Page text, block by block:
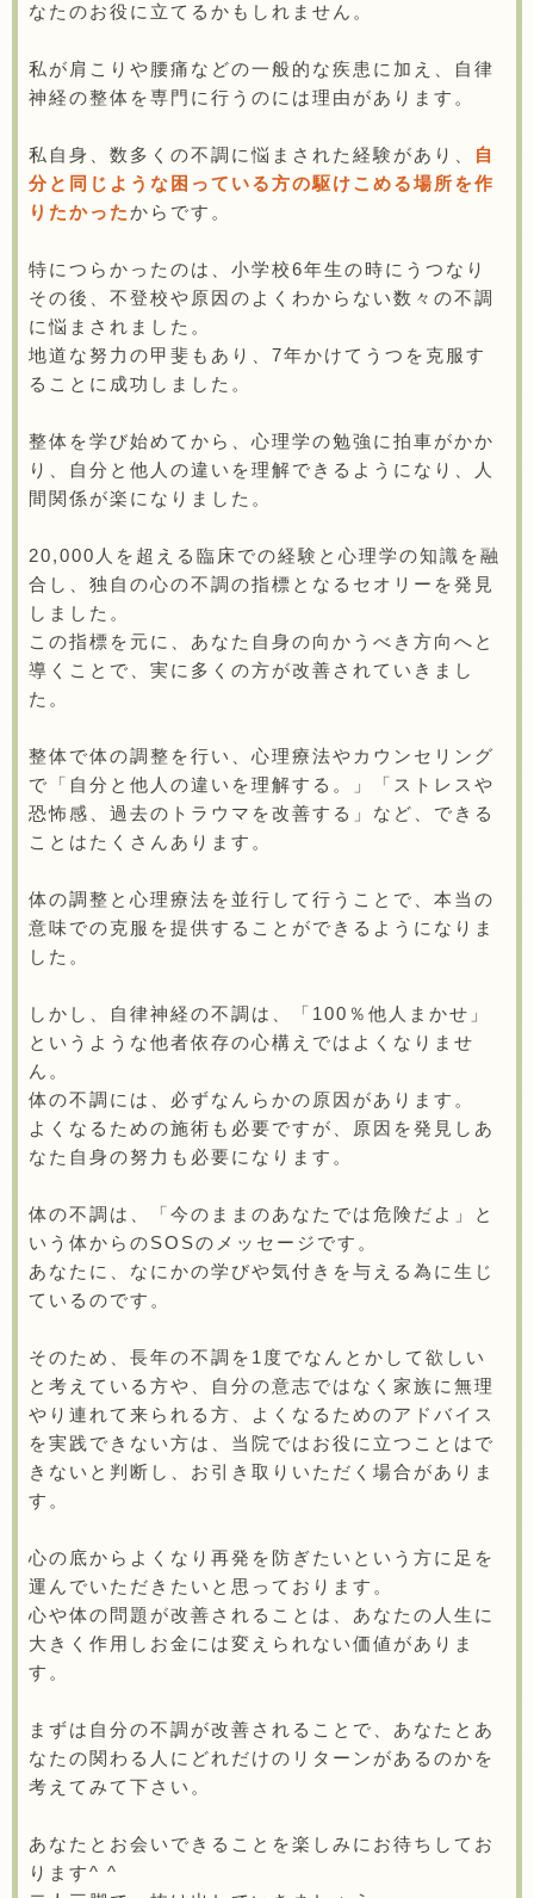
なたのお役に立てるかもしれません。
私が肩こりや腰痛などの一般的な疾患に加え、自律
神経の整体を専門に行うのには理由があります。
私自身、数多くの不調に悩まされた経験があり、
自
分と同じような困っている方の駆けこめる場所を作
りたかったからです。
特につらかったのは、小学校6年生の時にうつなり
その後、不登校や原因のよくわからない数々の不調
に悩まされました。
地道な努力の甲斐もあり、7年かけてうつを克服す
ることに成功しました。
整体を学び始めてから、心理学の勉強に拍車がかか
り、自分と他人の違いを理解できるようになり、人
間関係が楽になりました。
20,000人を超える臨床での経験と心理学の知識を融
合し、独自の心の不調の指標となるセオリーを発見
しました。
この指標を元に、あなた自身の向かうべき方向へと
導くことで、実に多くの方が改善されていきまし
た。
整体で体の調整を行い、心理療法やカウンセリング
で「自分と他人の違いを理解する。」「ストレスや
恐怖感、過去のトラウマを改善する」など、できる
ことはたくさんあります。
体の調整と心理療法を並行して行うことで、本当の
意味での克服を提供することができるようになりま
した。
しかし、自律神経の不調は、「100％他人まかせ」
というような他者依存の心構えではよくなりませ
ん。
体の不調には、必ずなんらかの原因があります。
よくなるための施術も必要ですが、原因を発見しあ
なた自身の努力も必要になります。
体の不調は、「今のままのあなたでは危険だよ」と
いう体からのSOSのメッセージです。
あなたに、なにかの学びや気付きを与える為に生じ
ているのです。
そのため、長年の不調を1度でなんとかして欲しい
と考えている方や、自分の意志ではなく家族に無理
やり連れて来られる方、よくなるためのアドバイス
を実践できない方は、当院ではお役に立つことはで
きないと判断し、お引き取りいただく場合がありま
す。
心の底からよくなり再発を防ぎたいという方に足を
運んでいただきたいと思っております。
心や体の問題が改善されることは、あなたの人生に
大きく作用しお金には変えられない価値がありま
す。
まずは自分の不調が改善されることで、あなたとあ
なたの関わる人にどれだけのリターンがあるのかを
考えてみて下さい。
あなたとお会いできることを楽しみにお待ちしてお
ります^ ^